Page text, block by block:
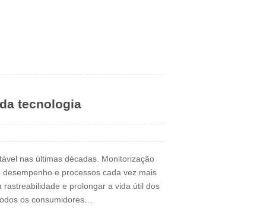
tecnologia
nas últimas décadas. Monitorização
e processos cada vez mais
e prolongar a vida útil dos
os consumidores…